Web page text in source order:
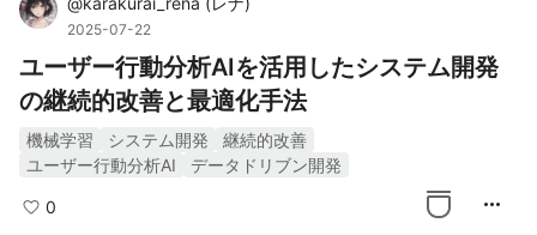
2025-07-22
ユーザー行動分析AIを活用したシステム開発
の継続的改善と最適化手法
機械学習 システム開発
継続的改善
ユーザー行動分析AI
データドリブン開発
0 more_horiz